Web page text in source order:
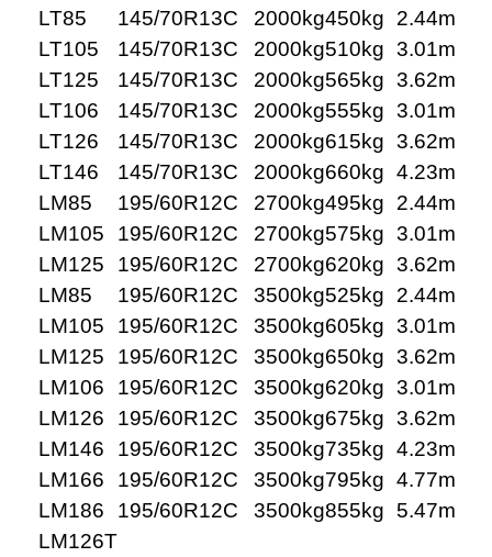
LT85
145/70R13C 2000kg450kg
2.44m
LT105
145/70R13C 2000kg510kg 3.01m
LT125
145/70R13C 2000kg565kg 3.62m
LT106
145/70R13C 2000kg555kg 3.01m
LT126
145/70R13C 2000kg615kg 3.62m
LT146
145/70R13C 2000kg660kg 4.23m
LM85
195/60R12C 2700kg495kg
2.44m
LM105
195/60R12C 2700kg575kg 3.01m
LM125
195/60R12C 2700kg620kg 3.62m
LM85
195/60R12C 3500kg525kg
2.44m
LM105
195/60R12C 3500kg605kg 3.01m
LM125
195/60R12C 3500kg650kg 3.62m
LM106
195/60R12C 3500kg620kg 3.01m
LM126
195/60R12C 3500kg675kg 3.62m
LM146
195/60R12C 3500kg735kg 4.23m
LM166
195/60R12C 3500kg795kg 4.77m
LM186
195/60R12C 3500kg855kg
5.47m
LM126T